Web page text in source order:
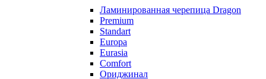
Ламинированная черепица Dragon
Premium
Standart
Europa
Eurasia
Comfort
Ориджинал